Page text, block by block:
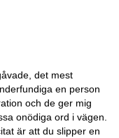
det mest
en person
och de ger mig
onödiga ord i vägen.
är att du slipper en